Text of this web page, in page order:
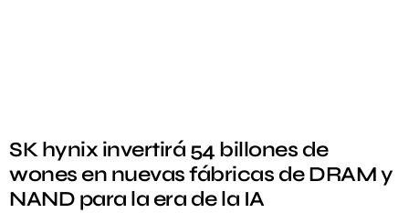
SK hynix invertirá 54 billones de
wones en nuevas fábricas de DRAM y
NAND para la era de la IA